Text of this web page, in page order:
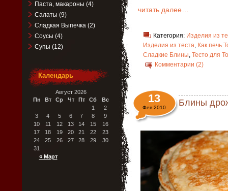
читать далее…
Категория: Изделия из
Изделия из теста, Как печь
Сладкие Блины, Тесто для
Комментарии (2)
Блины
13
Фев 2010
Паста, макароны (4)
Салаты (9)
Сладкая Выпечка(2)
Соусы (4)
Супы (12)
Календарь
Август 2026
Пн
Вт Ср Чт Пт Сб Вс
« Март
1
2
3
4 5 6 7 8
9
10
11 12 13 14 15
16
17
18 19 20 21 22
23
24
25 26 27 28 29
30
31